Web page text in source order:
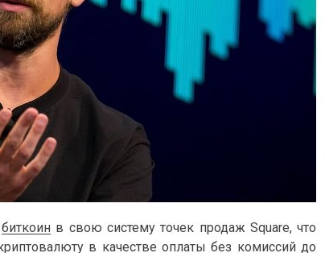
биткоин в свою систему точек продаж Square, что
в качестве оплаты без комиссий до